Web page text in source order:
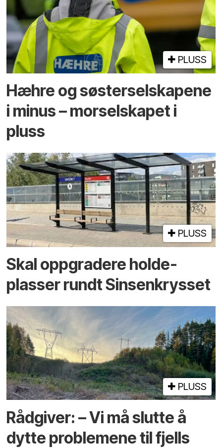
PLUSS
Hæhre og søster­selskapene
i minus – mor­selskapet i
pluss
PLUSS
Skal oppgradere holde­
plasser rundt Sinsenkrysset
PLUSS
Rådgiver: – Vi må slutte å
dytte problemene til fjells